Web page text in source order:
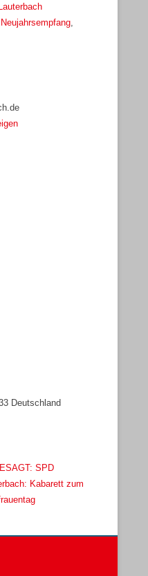
Lauterbach
Neujahrsempfang
Deutschland
SPD
Kabarett zum